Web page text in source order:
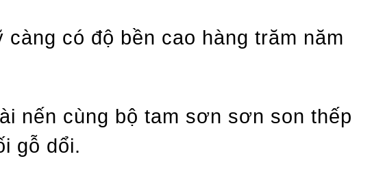
có độ bền cao hàng trăm năm
nến cùng bộ tam sơn sơn son thếp
gỗ dổi.